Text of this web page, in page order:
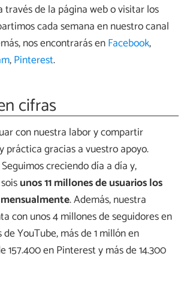
través de la página web o visitar los
cada semana en nuestro canal
nos encontrarás enFacebook,
,Pinterest.
cifras
con nuestra labor y compartir
práctica gracias a vuestro apoyo.
creciendo día a día y,
unos 11 millones de usuarios los
. Además, nuestra
con unos 4 millones de seguidores en
YouTube, más de 1 millón en
157.400 en Pinterest y más de 14.300